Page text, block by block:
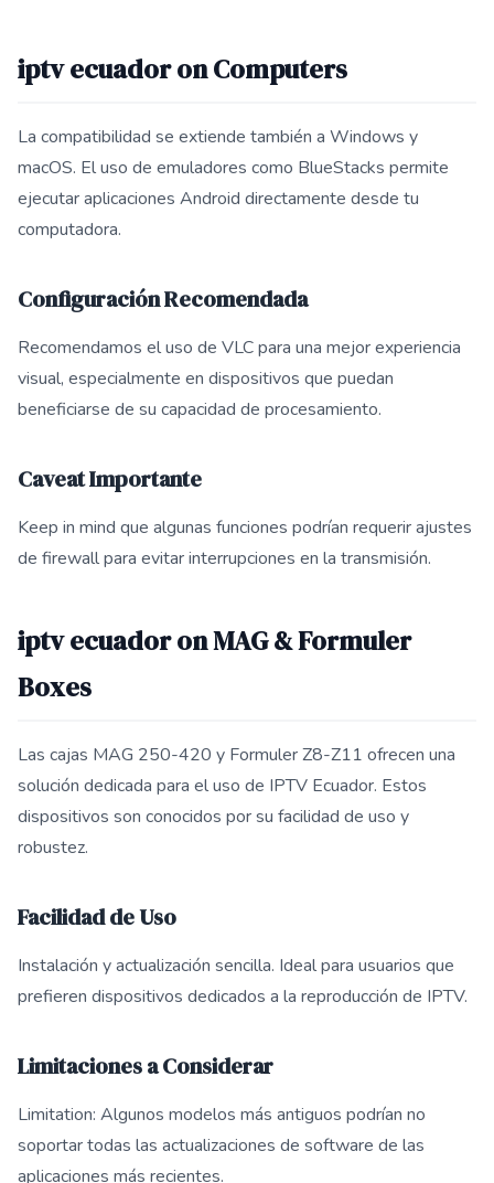
iptv ecuador on Computers
La compatibilidad se extiende también a Windows y
macOS. El uso de emuladores como BlueStacks permite
ejecutar aplicaciones Android directamente desde tu
computadora.
Configuración Recomendada
Recomendamos el uso de VLC para una mejor experiencia
visual, especialmente en dispositivos que puedan
beneficiarse de su capacidad de procesamiento.
Caveat Importante
Keep in mind que algunas funciones podrían requerir ajustes
de firewall para evitar interrupciones en la transmisión.
iptv ecuador on MAG & Formuler
Boxes
Las cajas MAG 250-420 y Formuler Z8-Z11 ofrecen una
solución dedicada para el uso de IPTV Ecuador. Estos
dispositivos son conocidos por su facilidad de uso y
robustez.
Facilidad de Uso
Instalación y actualización sencilla. Ideal para usuarios que
prefieren dispositivos dedicados a la reproducción de IPTV.
Limitaciones a Considerar
Limitation: Algunos modelos más antiguos podrían no
soportar todas las actualizaciones de software de las
aplicaciones más recientes.